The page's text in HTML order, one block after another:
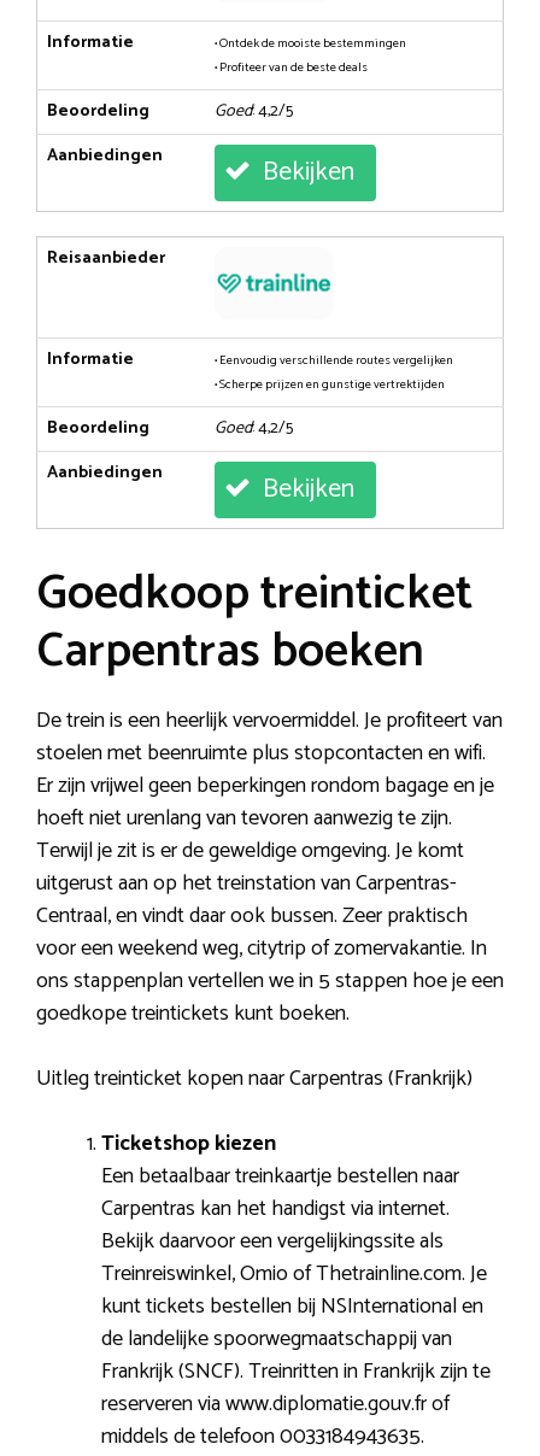
Informatie
• Ontdek de mooiste bestemmingen
• Profiteer van de beste deals
Beoordeling Goed: 4,2/5
Aanbiedingen
Bekijken
Reisaanbieder
Informatie
• Eenvoudig verschillende routes vergelijken
• Scherpe prijzen en gunstige vertrektijden
Beoordeling Goed: 4,2/5
Aanbiedingen
Bekijken
Goedkoop treinticket
Carpentras boeken
De trein is een heerlijk vervoermiddel. Je profiteert van
stoelen met beenruimte plus stopcontacten en wifi.
Er zijn vrijwel geen beperkingen rondom bagage en je
hoeft niet urenlang van tevoren aanwezig te zijn.
Terwijl je zit is er de geweldige omgeving. Je komt
uitgerust aan op het treinstation van Carpentras-
Centraal, en vindt daar ook bussen. Zeer praktisch
voor een weekend weg, citytrip of zomervakantie. In
ons stappenplan vertellen we in 5 stappen hoe je een
goedkope treintickets kunt boeken.
Uitleg treinticket kopen naar Carpentras (Frankrijk)
Ticketshop kiezen
Een betaalbaar treinkaartje bestellen naar
Carpentras kan het handigst via internet.
Bekijk daarvoor een vergelijkingssite als
Treinreiswinkel, Omio of Thetrainline.com. Je
kunt tickets bestellen bij NSInternational en
de landelijke spoorwegmaatschappij van
Frankrijk (SNCF). Treinritten in Frankrijk zijn te
reserveren via www.diplomatie.gouv.fr of
middels de telefoon 0033184943635.